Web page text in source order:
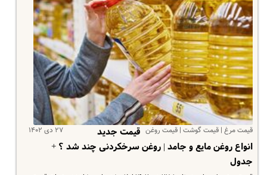
قیمت مرغ | قیمت گوشت | قیمت روغن ۲۷ دی ۱۴۰۲
قیمت جدید
انواع روغن مایع و جامد | روغن سرخکردنی چند شد ؟ +
جدول